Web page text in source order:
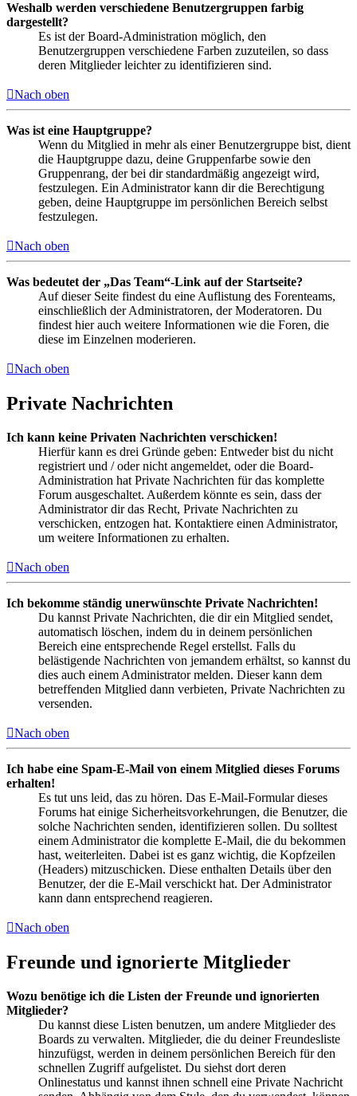
Weshalb werden verschiedene Benutzergruppen farbig
dargestellt?
Es ist der Board-Administration möglich, den
Benutzergruppen verschiedene Farben zuzuteilen, so dass
deren Mitglieder leichter zu identifizieren sind.
Nach oben
Was ist eine Hauptgruppe?
Wenn du Mitglied in mehr als einer Benutzergruppe bist, dient
die Hauptgruppe dazu, deine Gruppenfarbe sowie den
Gruppenrang, der bei dir standardmäßig angezeigt wird,
festzulegen. Ein Administrator kann dir die Berechtigung
geben, deine Hauptgruppe im persönlichen Bereich selbst
festzulegen.
Nach oben
Was bedeutet der „Das Team“-Link auf der Startseite?
Auf dieser Seite findest du eine Auflistung des Forenteams,
einschließlich der Administratoren, der Moderatoren. Du
findest hier auch weitere Informationen wie die Foren, die
diese im Einzelnen moderieren.
Nach oben
Private Nachrichten
Ich kann keine Privaten Nachrichten verschicken!
Hierfür kann es drei Gründe geben: Entweder bist du nicht
registriert und / oder nicht angemeldet, oder die Board-
Administration hat Private Nachrichten für das komplette
Forum ausgeschaltet. Außerdem könnte es sein, dass der
Administrator dir das Recht, Private Nachrichten zu
verschicken, entzogen hat. Kontaktiere einen Administrator,
um weitere Informationen zu erhalten.
Nach oben
Ich bekomme ständig unerwünschte Private Nachrichten!
Du kannst Private Nachrichten, die dir ein Mitglied sendet,
automatisch löschen, indem du in deinem persönlichen
Bereich eine entsprechende Regel erstellst. Falls du
belästigende Nachrichten von jemandem erhältst, so kannst du
dies auch einem Administrator melden. Dieser kann dem
betreffenden Mitglied dann verbieten, Private Nachrichten zu
versenden.
Nach oben
Ich habe eine Spam-E-Mail von einem Mitglied dieses Forums
erhalten!
Es tut uns leid, das zu hören. Das E-Mail-Formular dieses
Forums hat einige Sicherheitsvorkehrungen, die Benutzer, die
solche Nachrichten senden, identifizieren sollen. Du solltest
einem Administrator die komplette E-Mail, die du bekommen
hast, weiterleiten. Dabei ist es ganz wichtig, die Kopfzeilen
(Headers) mitzuschicken. Diese enthalten Details über den
Benutzer, der die E-Mail verschickt hat. Der Administrator
kann dann entsprechend reagieren.
Nach oben
Freunde und ignorierte Mitglieder
Wozu benötige ich die Listen der Freunde und ignorierten
Mitglieder?
Du kannst diese Listen benutzen, um andere Mitglieder des
Boards zu verwalten. Mitglieder, die du deiner Freundesliste
hinzufügst, werden in deinem persönlichen Bereich für den
schnellen Zugriff aufgelistet. Du siehst dort deren
Onlinestatus und kannst ihnen schnell eine Private Nachricht